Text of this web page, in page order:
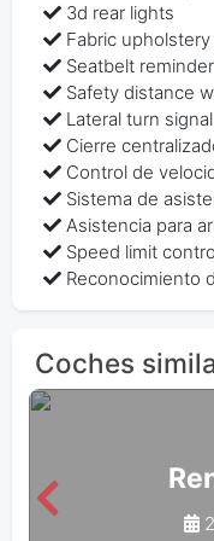
3d rear lights
Fabric
Seatbelt
Safety distance
Lateral turn
Cierre
Control de
Sistema de
Asistencia para
Speed limit
Reconocimiento
Coches